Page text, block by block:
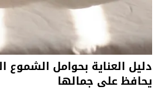
دليل العناية بحوامل الشموع
يحافظ على جمالها